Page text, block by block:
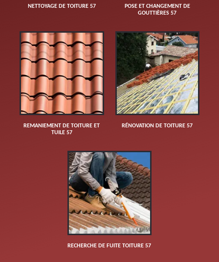
NETTOYAGE DE TOITURE 57
POSE ET CHANGEMENT DE
GOUTTIÈRES 57
REMANIEMENT DE TOITURE ET
TUILE 57
RÉNOVATION DE TOITURE 57
RECHERCHE DE FUITE TOITURE 57